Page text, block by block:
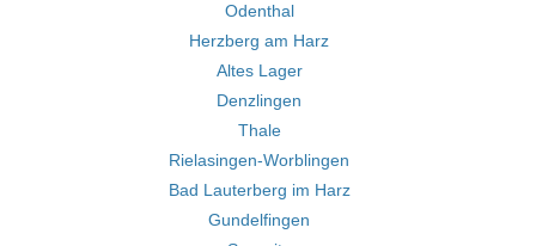
Odenthal
Herzberg am Harz
Altes Lager
Denzlingen
Thale
Rielasingen-Worblingen
Bad Lauterberg im Harz
Gundelfingen